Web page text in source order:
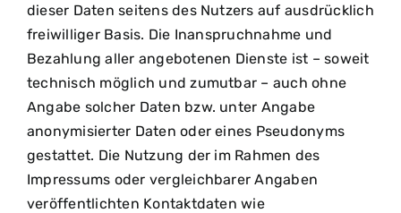
dieser Daten seitens des Nutzers auf ausdrücklich
freiwilliger Basis. Die Inanspruchnahme und
Bezahlung aller angebotenen Dienste ist – soweit
technisch möglich und zumutbar – auch ohne
Angabe solcher Daten bzw. unter Angabe
anonymisierter Daten oder eines Pseudonyms
gestattet. Die Nutzung der im Rahmen des
Impressums oder vergleichbarer Angaben
veröffentlichten Kontaktdaten wie